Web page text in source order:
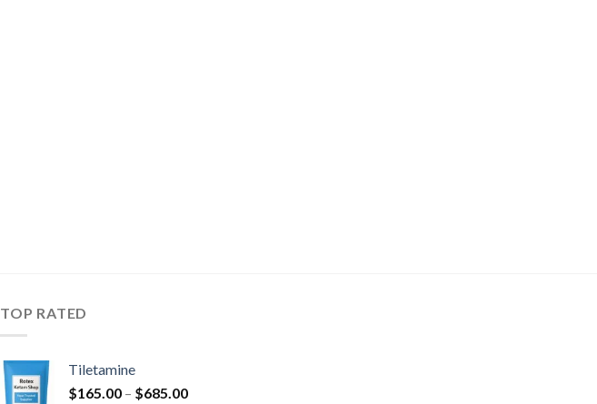
TOP RATED
Tiletamine
$165.00 – $685.00Preisspanne: